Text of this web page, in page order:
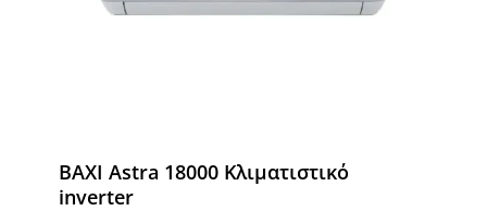
BAXI Astra 18000 Κλιματιστικό
inverter